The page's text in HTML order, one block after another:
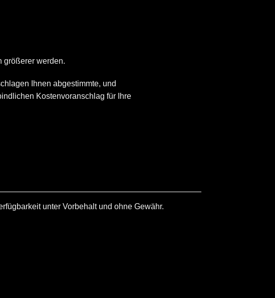
größerer werden.
Ihnen abgestimmte, und
Kostenvoranschlag für Ihre
unter Vorbehalt und ohne Gewähr.